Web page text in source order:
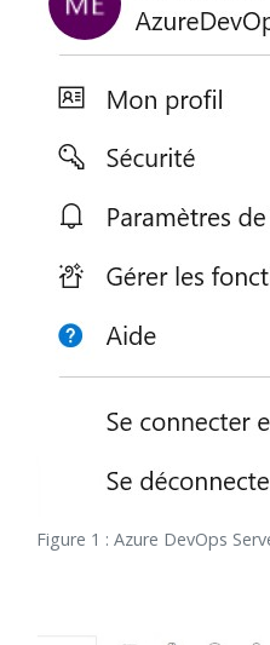
Figure 1 : Azure DevOps